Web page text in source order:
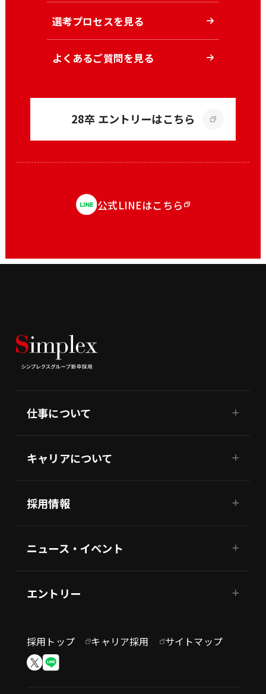
選考プロセスを見る
よくあるご質問を見る
28卒 エントリーはこちら
公式LINEはこちら
仕事について
キャリアについて
採用情報
ニュース・イベント
エントリー
採用トップ キャリア採用 サイトマップ